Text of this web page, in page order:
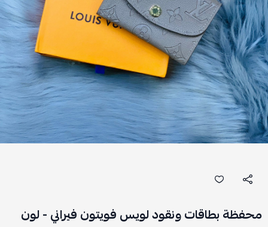
محفظة بطاقات ونقود لويس فويتون فيراني - لون